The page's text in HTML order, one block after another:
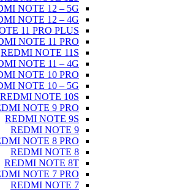
REDMI NOTE 12 – 5G
REDMI NOTE 12 – 4G
NOTE 11 PRO PLUS
REDMI NOTE 11 PRO
REDMI NOTE 11S
REDMI NOTE 11 – 4G
REDMI NOTE 10 PRO
REDMI NOTE 10 – 5G
10 / REDMI NOTE 10S
REDMI NOTE 9 PRO
REDMI NOTE 9S
REDMI NOTE 9
REDMI NOTE 8 PRO
REDMI NOTE 8
REDMI NOTE 8T
REDMI NOTE 7 PRO
REDMI NOTE 7